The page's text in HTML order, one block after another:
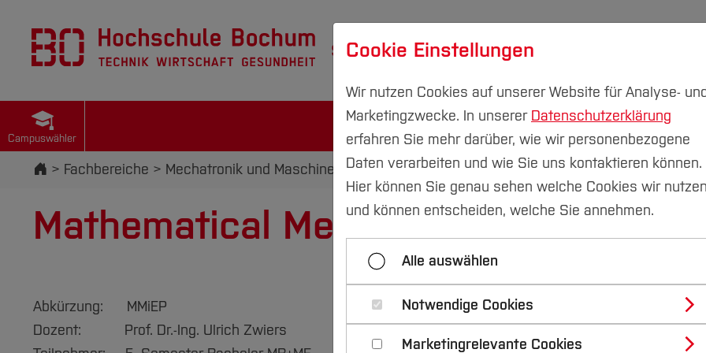
Studium Forschung & Transfer
Campuswähler
Startseite
Fachbereiche Mechatronik und Maschinenbau Einrichtungen
Mathematical Methods in
Abkürzung: MMiEP
Dozent: Prof. Dr.-Ing. Ulrich Zwiers
Cookie Einstellungen
Wir nutzen Cookies auf unserer Website für Analyse- und
Marketingzwecke. In unserer Datenschutzerklärung
erfahren Sie mehr darüber, wie wir personenbezogene
Daten verarbeiten und wie Sie uns kontaktieren können.
Hier können Sie genau sehen welche Cookies wir nutzen
und können entscheiden, welche Sie annehmen.
Alle auswählen
Notwendige Cookies
Marketingrelevante Cookies